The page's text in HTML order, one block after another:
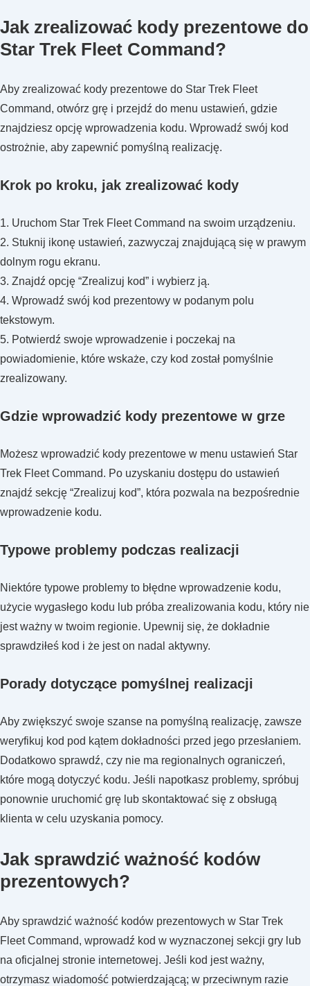
Jak zrealizować kody prezentowe do
Star Trek Fleet Command?
Aby zrealizować kody prezentowe do Star Trek Fleet
Command, otwórz grę i przejdź do menu ustawień, gdzie
znajdziesz opcję wprowadzenia kodu. Wprowadź swój kod
ostrożnie, aby zapewnić pomyślną realizację.
Krok po kroku, jak zrealizować kody
1. Uruchom Star Trek Fleet Command na swoim urządzeniu.
2. Stuknij ikonę ustawień, zazwyczaj znajdującą się w prawym
dolnym rogu ekranu.
3. Znajdź opcję “Zrealizuj kod” i wybierz ją.
4. Wprowadź swój kod prezentowy w podanym polu
tekstowym.
5. Potwierdź swoje wprowadzenie i poczekaj na
powiadomienie, które wskaże, czy kod został pomyślnie
zrealizowany.
Gdzie wprowadzić kody prezentowe w grze
Możesz wprowadzić kody prezentowe w menu ustawień Star
Trek Fleet Command. Po uzyskaniu dostępu do ustawień
znajdź sekcję “Zrealizuj kod”, która pozwala na bezpośrednie
wprowadzenie kodu.
Typowe problemy podczas realizacji
Niektóre typowe problemy to błędne wprowadzenie kodu,
użycie wygasłego kodu lub próba zrealizowania kodu, który nie
jest ważny w twoim regionie. Upewnij się, że dokładnie
sprawdziłeś kod i że jest on nadal aktywny.
Porady dotyczące pomyślnej realizacji
Aby zwiększyć swoje szanse na pomyślną realizację, zawsze
weryfikuj kod pod kątem dokładności przed jego przesłaniem.
Dodatkowo sprawdź, czy nie ma regionalnych ograniczeń,
które mogą dotyczyć kodu. Jeśli napotkasz problemy, spróbuj
ponownie uruchomić grę lub skontaktować się z obsługą
klienta w celu uzyskania pomocy.
Jak sprawdzić ważność kodów
prezentowych?
Aby sprawdzić ważność kodów prezentowych w Star Trek
Fleet Command, wprowadź kod w wyznaczonej sekcji gry lub
na oficjalnej stronie internetowej. Jeśli kod jest ważny,
otrzymasz wiadomość potwierdzającą; w przeciwnym razie